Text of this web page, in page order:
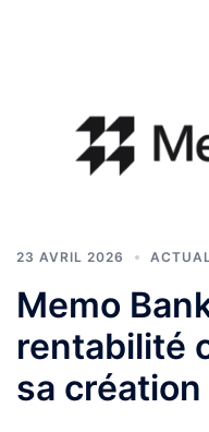
23 AVRIL 2026
Memo
rentabilité
sa création